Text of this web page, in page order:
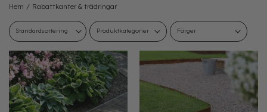
Hem / Rabattkanter & trädringar
Produktkategorier Färger